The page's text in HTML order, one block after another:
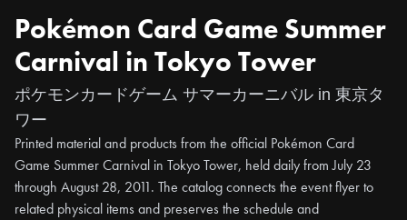
Pokémon Card Game Summer
Carnival in Tokyo Tower
ポケモンカードゲーム サマーカーニバル in 東京タ
ワー
Printed material and products from the official Pokémon Card
Game Summer Carnival in Tokyo Tower, held daily from July 23
through August 28, 2011. The catalog connects the event flyer to
related physical items and preserves the schedule and